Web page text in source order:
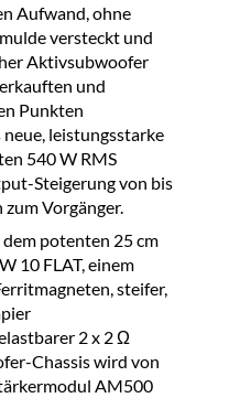
Aufwand, ohne
versteckt und
Aktivsubwoofer
und
Punkten
leistungsstarke
540 W RMS
Steigerung von bis
zum Vorgänger.
potenten 25 cm
10 FLAT, einem
steifer,
2 x 2 Ω
Chassis wird von
AM500